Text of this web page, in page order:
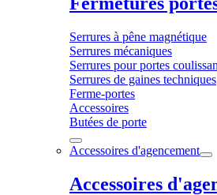
Serrures à pêne magnétique
Serrures mécaniques
Serrures pour portes
Serrures de gaines techniques
Ferme-portes
Accessoires
Butées de porte
Accessoires d'agencement
Accessoires